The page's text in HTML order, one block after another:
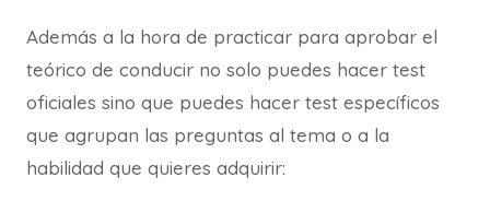
Además a la hora de practicar para aprobar el
teórico de conducir no solo puedes hacer test
oficiales sino que puedes hacer test específicos
que agrupan las preguntas al tema o a la
habilidad que quieres adquirir: